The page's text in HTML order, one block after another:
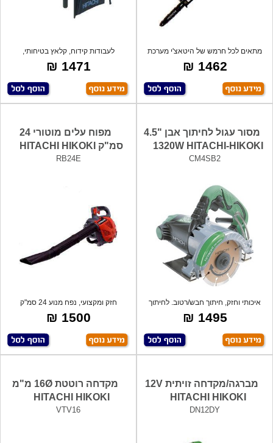
מתאים לכל חרמש של היטאצ'י מערכת
שימון א
1462 ₪
לעבודות קידוח, קלאץ בטיחותי,
אלקטרוני, 2
1471 ₪
מסור עגול לחיתוך אבן "4.5
1320W HITACHI-HIKOKI
CM4SB2
איכותי וחזק, חיתוך חבש/רטוב. לחיתוך
מרצפ
1495 ₪
מפוח עלים מוטורי 24
סמ"ק HITACHI HIKOKI
RB24E
חזק ומקצועי, נפח מנוע 24 סמ"ק
1500 ₪
מברגה/מקדחה זויתית 12V
HITACHI HIKOKI
DN12DY
מקדחה רוטטת 16Ø מ"מ
HITACHI HIKOKI
VTV16